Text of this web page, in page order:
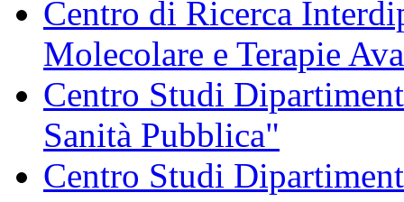
Centro di Ricerca
Molecolare e Terapie
Centro Studi
Sanità Pubblica"
Centro Studi